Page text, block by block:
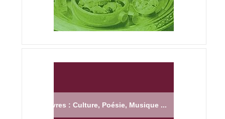
Livres : Culture, Poésie, Musique ...